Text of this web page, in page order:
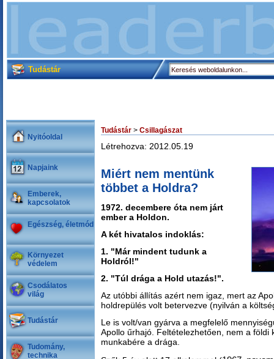
Tudástár
Nyitóoldal
Napjaink
Emberek,
kapcsolatok
Egészség, életmód
Környezet
védelem
Csodálatos
világ
Tudástár
Tudomány,
technika
Tudástár > Csillagászat
Létrehozva: 2012.05.19
Miért nem mentünk
többet a Holdra?
1972. decembere óta nem járt
ember a Holdon.
A két hivatalos indoklás:
1. "Már mindent tudunk a
Holdról!"
2. "Túl drága a Hold utazás!".
Az utóbbi állítás azért nem igaz, mert az
holdrepülés volt betervezve (nyilván a
Le is volt/van gyárva a megfelelő
Apollo űrhajó. Feltételezhetően, nem a földi
munkabére a drága.